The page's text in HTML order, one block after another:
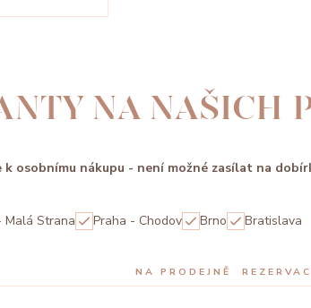
NA NAŠICH
k osobnímu nákupu - není možné zasílat na
Malá Strana Praha - Chodov Brno Bratislava
NA PRODEJNĚ